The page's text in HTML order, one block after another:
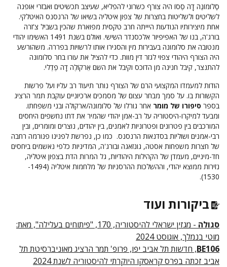
סַלומוֹנֶה דָה סֶסוֹ היה צורף כשרוני להפליא, שעיצב תכשיטים ואבזרי אופנה
לשליטים ולשליטות בחצרות של צפון איטליה בשיאו של הרנסנס האיטלקי.
אחת מיצירותיו הנודעות היייתה חרב טקסית מפוארת שהכין בשביל צ'זרה
בורג'ה, בנו של האפיפיור אלכסנדר השישי. ואולם בשנת 1491 האשימו יהודי
מנטובה את סלומונה בעבירות מין והסגירו אותו לרשויות בפררה. משהורשע
היה הצורף היהודי צפוי לגזר דין מוות. כדי להציל את עורו בחר סלומונה
להתנצר, קיבל חנינה מן הדוכס וקיבל את השם אֵרקוֹלֶה דָה פֶדֶלי.
הודות למעמדו המקצועי הרם של הצורף נותר תיעוד רב עליו ועל פרשות
הקשורות בו. על סמך מבחר עצום של מסמכים ארכיוניים עוקבת תמר הרציג
בספר סיפורו של מומר אחר גורלו של סלומונה/ארקולה ובני משפחתו.
ומבעד למיקרו-היסטוריה על רב-אמן יהודי שהמיר את דתו נחשפים היחסים
המורכבים בין פטרונים ופטרוניות לאמנים, בין יהודים, נוצרים ומומרים, ובין
רבי-אמנים ושוליות בסדנאות הרנסנס. כמו כן, נפרשת לפנינו פנורמה רחבה
של חצרות משפחות אסטה, גונזאגה ובורג'ה, המדיניות כלפי נאשמים ביחסים
חד-מיניים, מעמדן של הקהילות היהודיות, גל המרות הדת בצפון איטליה,
נזירות ממוצא יהודי, וההשלכות ההרסניות של מלחמות איטליה (1494-
1530).
ביקורות ועוד
סגולה
- מגזין ישראלי להיסטוריה, 170, "פיתוחים בעלילה", מאת:
מוטי בנמלך, אוגוסט 2024
BE106, חדשות תל אביב יפו, פרופ' תמר הרציג מאוניברסיטת תל
אביב זכתה בפרס קראסקו היוקרתי להיסטוריה לשנת 2024